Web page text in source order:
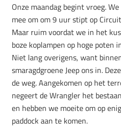
Onze maandag begint vroeg.
mee om om 9 uur stipt op
Maar ruim voordat we in het
boze koplampen op hoge poten
Niet lang overigens, want
smaragdgroene Jeep ons in.
de weg. Aangekomen op het
negeert de Wrangler het
en hebben we moeite om op
paddock aan te komen.